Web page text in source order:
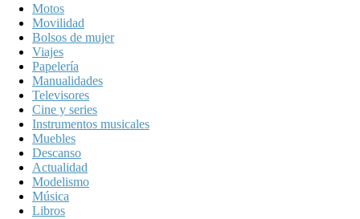
Motos
Movilidad
Bolsos de mujer
Viajes
Papelería
Manualidades
Televisores
Cine y series
Instrumentos musicales
Muebles
Descanso
Actualidad
Modelismo
Música
Libros